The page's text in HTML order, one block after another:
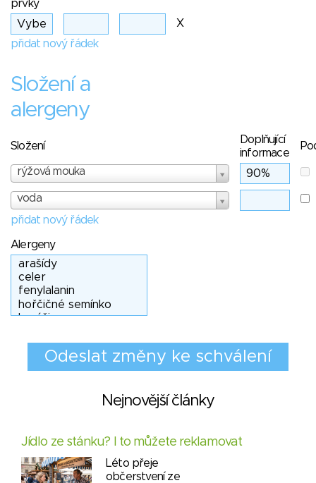
prvky
X
přidat nový řádek
Složení a
alergeny
Složení
Doplňující
informace
rýžová mouka
voda
přidat nový řádek
Alergeny
Nejnovější články
Jídlo ze stánku? I to můžete reklamovat
Léto přeje
občerstvení ze